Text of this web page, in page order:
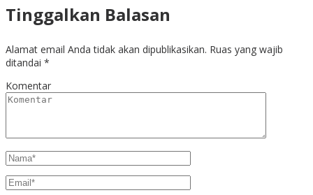
Tinggalkan Balasan
Alamat email Anda tidak akan dipublikasikan. Ruas yang wajib
ditandai *
Komentar